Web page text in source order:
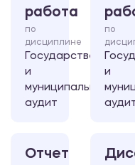
работа
по
дисциплине
Государственный
и
муниципальный
аудит
по
и
Отчет